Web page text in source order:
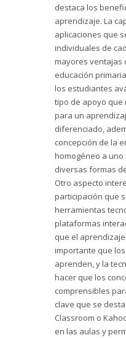
destaca los
aprendizaje. La
aplicaciones que
individuales de
mayores ventajas
educación
los estudiantes
tipo de apoyo que
para un
diferenciado,
concepción de la
homogéneo a uno
diversas formas
Otro aspecto
participación que
herramientas
plataformas
que el
importante que
aprenden, y la
hacer que los
comprensibles
clave que se
Classroom o
en las aulas y